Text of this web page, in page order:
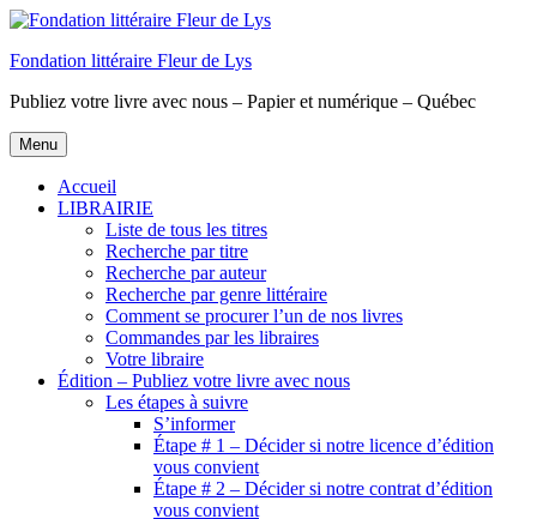
Aller
contenu
Fondation littéraire Fleur de Lys
Publiez votre livre avec nous – Papier et numérique – Québec
Menu
Accueil
LIBRAIRIE
Liste de tous les titres
Recherche par titre
Recherche par auteur
Recherche par genre littéraire
Comment se procurer l’un de nos livres
Commandes par les libraires
Votre libraire
Édition – Publiez votre livre avec nous
Les étapes à suivre
S’informer
Étape # 1 – Décider si notre licence d’édition
vous convient
Étape # 2 – Décider si notre contrat d’édition
vous convient